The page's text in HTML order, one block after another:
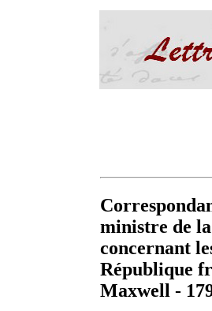
ministre de
concernant
République
Maxwell -